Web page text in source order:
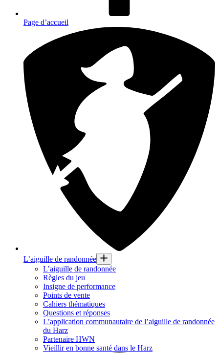
Page d’accueil
L’aiguille de randonnée
L’aiguille de randonnée
Règles du jeu
Insigne de performance
Points de vente
Cahiers thématiques
Questions et réponses
L’application communautaire de l’aiguille de randonnée
du Harz
Partenaire HWN
Vieillir en bonne santé dans le Harz